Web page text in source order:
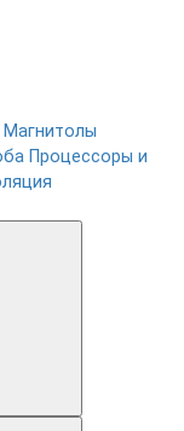
Магнитолы
Процессоры и